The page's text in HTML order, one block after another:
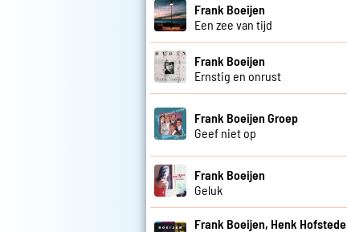
Frank Boeijen
Een zee van tijd
Frank Boeijen
Ernstig en onrust
Frank Boeijen Groep
Geef niet op
Frank Boeijen
Geluk
Frank Boeijen, Henk Hofstede